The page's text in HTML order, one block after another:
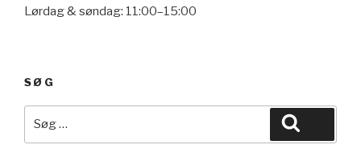
Lørdag & søndag: 11:00–15:00
SØG
efter: